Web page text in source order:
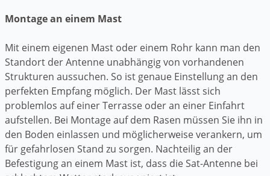
Montage an einem Mast
Mit einem eigenen Mast oder einem Rohr kann man den
Standort der Antenne unabhängig von vorhandenen
Strukturen aussuchen. So ist genaue Einstellung an den
perfekten Empfang möglich. Der Mast lässt sich
problemlos auf einer Terrasse oder an einer Einfahrt
aufstellen. Bei Montage auf dem Rasen müssen Sie ihn in
den Boden einlassen und möglicherweise verankern, um
für gefahrlosen Stand zu sorgen. Nachteilig an der
Befestigung an einem Mast ist, dass die Sat-Antenne bei